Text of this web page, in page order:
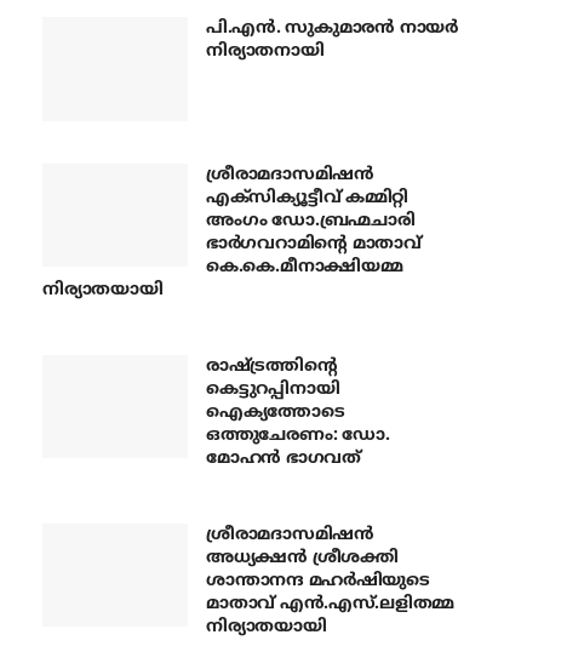
പി.എന്‍. സുകുമാരന്‍ നായര്‍
നിര്യാതനായി
ശ്രീരാമദാസമിഷന്‍
എക്‌സിക്യൂട്ടീവ് കമ്മിറ്റി
അംഗം ഡോ.ബ്രഹ്മചാരി
ഭാര്‍ഗവറാമിന്റെ മാതാവ്
കെ.കെ.മീനാക്ഷിയമ്മ
നിര്യാതയായി
രാഷ്ട്രത്തിന്റെ
കെട്ടുറപ്പിനായി
ഐക്യത്തോടെ
ഒത്തുചേരണം: ഡോ.
മോഹന്‍ ഭാഗവത്
ശ്രീരാമദാസമിഷന്‍
അധ്യക്ഷന്‍ ശ്രീശക്തി
ശാന്താനന്ദ മഹര്‍ഷിയുടെ
മാതാവ് എന്‍.എസ്.ലളിതമ്മ
നിര്യാതയായി